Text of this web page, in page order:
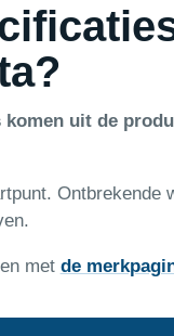
komen uit de
Ontbrekende
met de